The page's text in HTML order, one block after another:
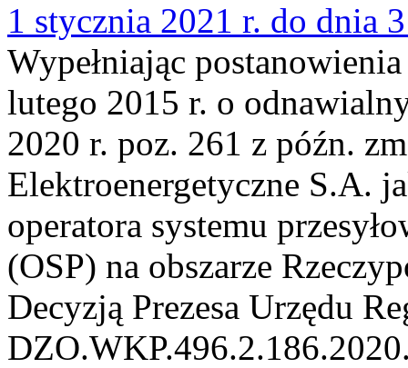
1 stycznia 2021 r. do dnia
Wypełniając
lutego 2015 r. o
2020 r. poz. 261 z późn.
Elektroenergetyczne S.A.
operatora systemu
(OSP) na obszarze
Decyzją Prezesa Urzędu